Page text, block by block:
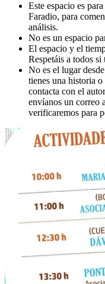
Este espacio es
Faradio, para
análisis.
No es un espacio
El espacio y el
Respetáis a todos
No es el lugar
tienes una historia
contacta con el
envíanos un correo
verificaremos para